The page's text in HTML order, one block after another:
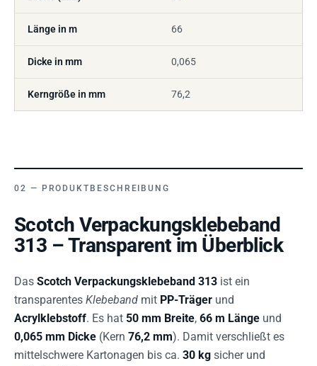
Länge in m 66
Dicke in mm 0,065
Kerngröße in mm 76,2
PRODUKTBESCHREIBUNG
Scotch Verpackungsklebeband
313 – Transparent im Überblick
Das Scotch Verpackungsklebeband 313 ist ein
transparentes Klebeband mit PP-Träger und
Acrylklebstoff. Es hat 50 mm Breite, 66 m Länge und
0,065 mm Dicke (Kern 76,2 mm). Damit verschließt es
mittelschwere Kartonagen bis ca. 30 kg sicher und